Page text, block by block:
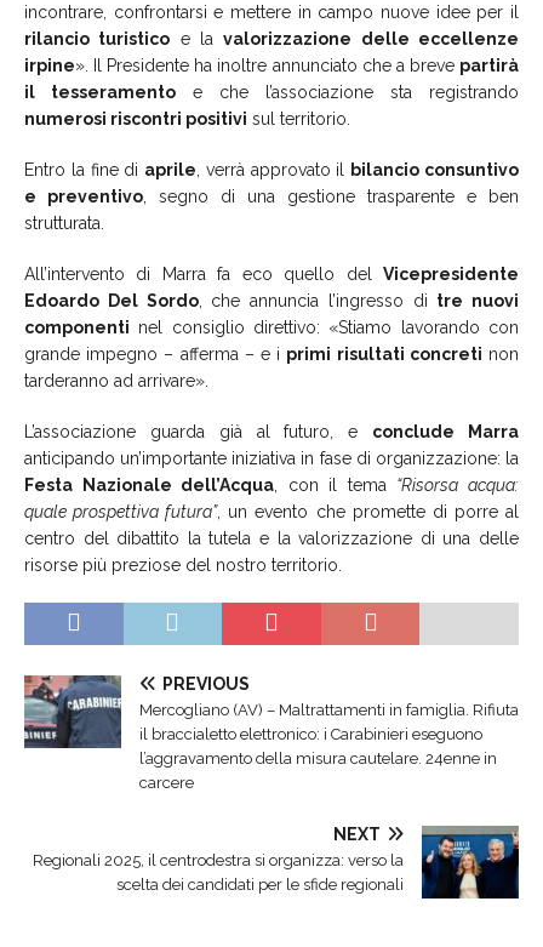
incontrare, confrontarsi e mettere in campo nuove idee per il
rilancio turistico e lavalorizzazione delle eccellenze
irpine». Il Presidente ha inoltre annunciato che a breve partirà
il tesseramento e che l’associazione sta registrando
numerosi riscontri positivi sul territorio.
Entro la fine di aprile , verrà approvato il bilancio consuntivo
e preventivo , segno di una gestione trasparente e ben
strutturata.
All’intervento di Marra fa eco quello del Vicepresidente
Edoardo Del Sordo, che annuncia l’ingresso di tre nuovi
componenti nel consiglio direttivo: «Stiamo lavorando con
grande impegno – afferma – e i primi risultati concreti non
tarderanno ad arrivare».
L’associazione guarda già al futuro, e conclude Marra
anticipando un’importante iniziativa in fase di organizzazione: la
Festa Nazionale dell’Acqua , con il tema “Risorsa acqua:
quale prospettiva futura”, un evento che promette di porre al
centro del dibattito la tutela e la valorizzazione di una delle
risorse più preziose del nostro territorio.
PREVIOUS
Mercogliano (AV) – Maltrattamenti in famiglia. Rifiuta
il braccialetto elettronico: i Carabinieri eseguono
l’aggravamento della misura cautelare. 24enne in
carcere
NEXT
Regionali 2025, il centrodestra si organizza: verso la
scelta dei candidati per le sfide regionali